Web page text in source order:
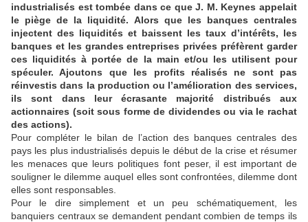
industrialisés est tombée dans ce que J. M. Keynes appelait
le piège de la liquidité. Alors que les banques centrales
injectent des liquidités et baissent les taux d’intérêts, les
banques et les grandes entreprises privées préfèrent garder
ces liquidités à portée de la main et/ou les utilisent pour
spéculer. Ajoutons que les profits réalisés ne sont pas
réinvestis dans la production ou l’amélioration des services,
ils sont dans leur écrasante majorité distribués aux
actionnaires (soit sous forme de dividendes ou via le rachat
des actions).
Pour compléter le bilan de l’action des banques centrales des
pays les plus industrialisés depuis le début de la crise et résumer
les menaces que leurs politiques font peser, il est important de
souligner le dilemme auquel elles sont confrontées, dilemme dont
elles sont responsables.
Pour le dire simplement et un peu schématiquement, les
banquiers centraux se demandent pendant combien de temps ils